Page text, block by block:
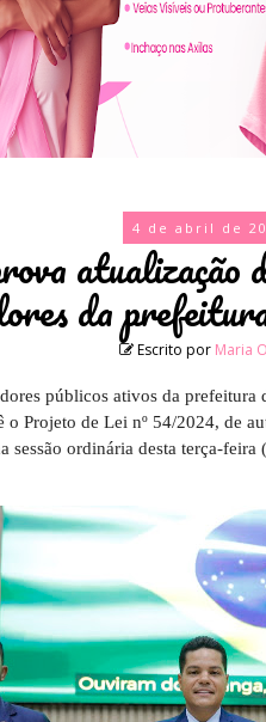
4 de abril de
atualização
da
Escrito por Maria
públicos ativos da prefeitura
o Projeto de Lei nº 54/2024, de
sessão ordinária desta terça-